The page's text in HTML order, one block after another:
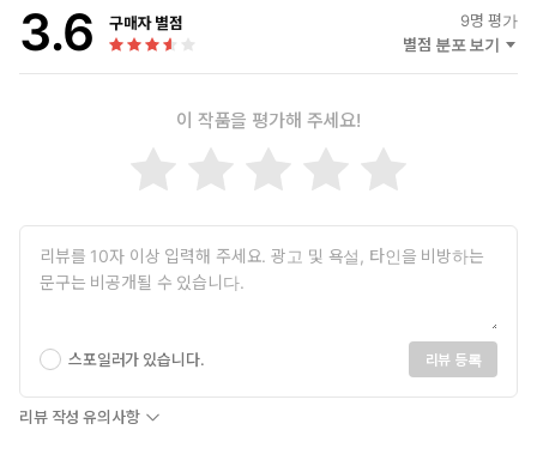
3.6 구매자 별점 9명 평가
별점 분포 보기
이 작품을 평가해 주세요!
스포일러가 있습니다. 리뷰 등록
리뷰 작성 유의사항